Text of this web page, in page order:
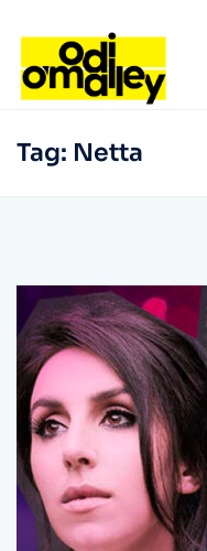
Tag: Netta